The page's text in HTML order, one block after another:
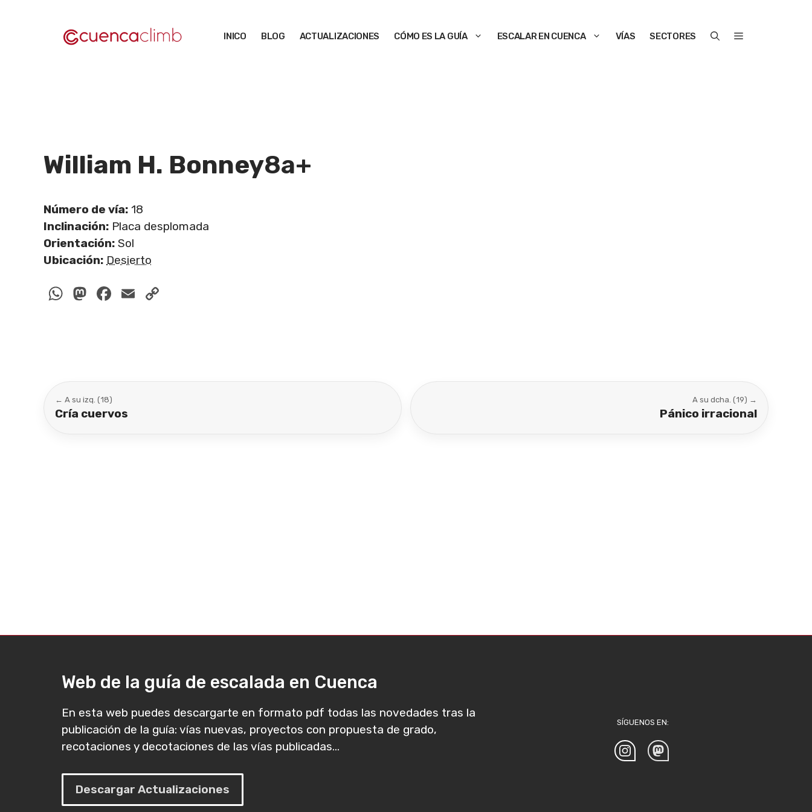
INICO BLOG ACTUALIZACIONES CÓMO ES LA GUÍA ESCALAR EN CUENCA VÍAS SECTORES
William H. Bonney8a+
Número de vía: 18
Inclinación: Placa desplomada
Orientación: Sol
Ubicación: Desierto
WhatsApp
Mastodon
Facebook
Email
← A su izq. (18)
Cría cuervos
A su dcha. (19) →
Pánico irracional
Web de la guía de escalada en Cuenca
En esta web puedes descargarte en formato pdf todas las novedades tras la
publicación de la guía: vías nuevas, proyectos con propuesta de grado,
recotaciones y decotaciones de las vías publicadas...
Descargar Actualizaciones
SÍGUENOS EN: